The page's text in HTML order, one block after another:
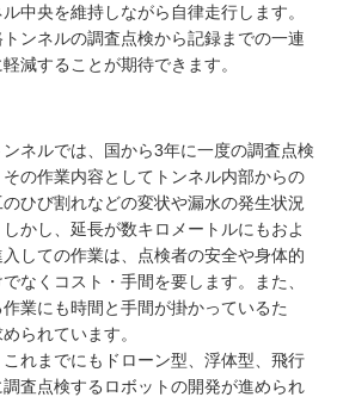
中央を維持しながら自律走行します。
ンネルの調査点検から記録までの一連
減することが期待できます。
ネルでは、国から3年に一度の調査点検
の作業内容としてトンネル内部からの
ひび割れなどの変状や漏水の発生状況
かし、延長が数キロメートルにもおよ
しての作業は、点検者の安全や身体的
なくコスト・手間を要します。また、
業にも時間と手間が掛かっているた
られています。
れまでにもドローン型、浮体型、飛行
査点検するロボットの開発が進められ